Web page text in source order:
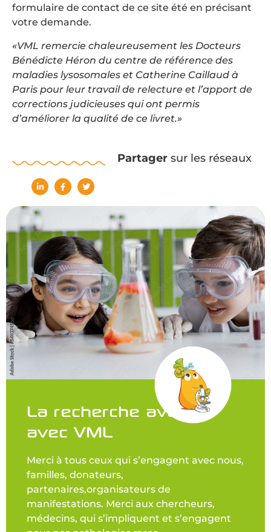
formulaire de contact de ce site été en précisant
votre demande.
«VML remercie chaleureusement les Docteurs
Bénédicte Héron du centre de référence des
maladies lysosomales et Catherine Caillaud à
Paris pour leur travail de relecture et l’apport de
corrections judicieuses qui ont permis
d’améliorer la qualité de ce livret.»
Partagersur les réseaux
La recherche avance
avec VML
Merci à tous ceux qui s’engagent avec nous,
familles, donateurs,
partenaires,organisateurs de
manifestations. Merci aux chercheurs,
médecins, qui s’impliquent et s’engagent